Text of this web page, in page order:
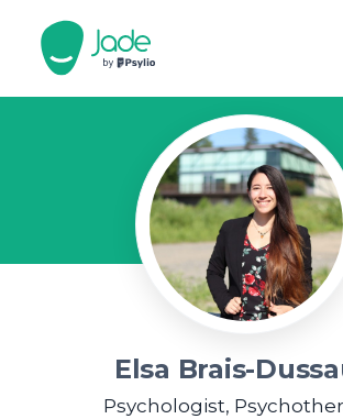
Elsa Brais-
Psychologist,